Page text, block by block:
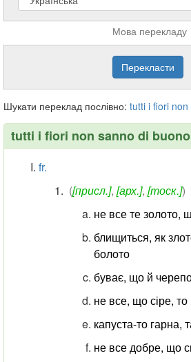
Мова перекладу
Шукати переклад послівно: tutti i fiori non
tutti i fiori non sanno di buono
fr.
([присл.], [арх.], [тоск.])
не все те золото,
блищиться, як
болото
буває, що й
не все, що сіре,
капуста-то гарна,
не все добре, що